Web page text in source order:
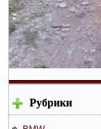
Рубрики